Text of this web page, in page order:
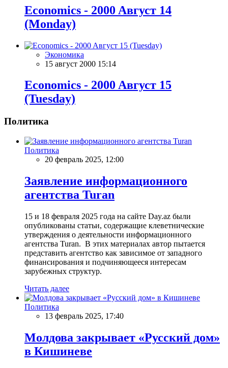
Economics - 2000 Aвгуст 14
(Monday)
Экономика
15 август 2000 15:14
Economics - 2000 Aвгуст 15
(Tuesday)
Политика
Политика
20 февраль 2025, 12:00
Заявление информационного
агентства Turan
15 и 18 февраля 2025 года на сайте Day.az были
опубликованы статьи, содержащие клеветнические
утверждения о деятельности информационного
агентства Turan. В этих материалах автор пытается
представить агентство как зависимое от западного
финансирования и подчиняющееся интересам
зарубежных структур.
Читать далее
Политика
13 февраль 2025, 17:40
Молдова закрывает «Русский дом»
в Кишиневе